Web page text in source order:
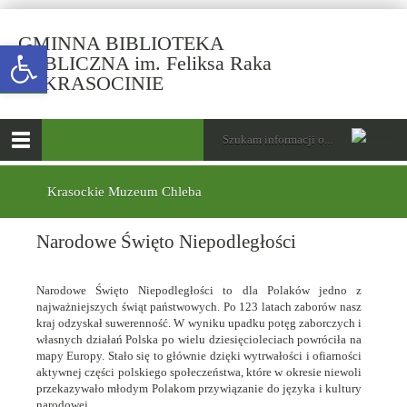
Open toolbar
GMINNA BIBLIOTEKA
PUBLICZNA im. Feliksa Raka
W KRASOCINIE-
Święto
Niepodległości
górne
Otwórz
menu
wpisz
szukaną
Krasockie Muzeum Chleba
Narodowe Święto Niepodległości
Narodowe Święto Niepodległości to dla Polaków jedno z
najważniejszych świąt państwowych. Po 123 latach zaborów nasz
kraj odzyskał suwerenność. W wyniku upadku potęg zaborczych i
własnych działań Polska po wielu dziesięcioleciach powróciła na
mapy Europy. Stało się to głównie dzięki wytrwałości i ofiarności
aktywnej części polskiego społeczeństwa, które w okresie niewoli
przekazywało młodym Polakom przywiązanie do języka i kultury